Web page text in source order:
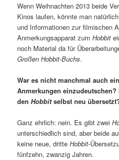
Wenn Weihnachten 2013 beide
Kinos laufen, könnte man
und Informationen zur filmischen
Anmerkungsapparat zumHobbit
noch Material da für
Großen Hobbit-Buchs.
War es nicht manchmal auch
Anmerkungen
denHobbitselbst neu
Ganz ehrlich: nein. Es gibt zwei
unterschiedlich sind, aber beide
keine neue, dritteHobbit-
fünfzehn, zwanzig Jahren.